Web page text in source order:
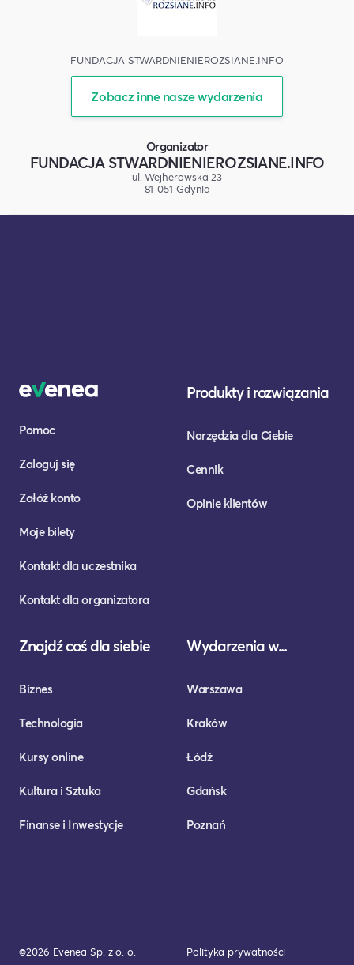
FUNDACJA STWARDNIENIEROZSIANE.INFO
Zobacz inne nasze wydarzenia
Organizator
FUNDACJA STWARDNIENIEROZSIANE.INFO
ul. Wejherowska 23
81-051 Gdynia
Pomoc
Zaloguj się
Załóż konto
Moje bilety
Kontakt dla uczestnika
Kontakt dla organizatora
Produkty i rozwiązania
Narzędzia dla Ciebie
Cennik
Opinie klientów
Znajdź coś dla siebie
Biznes
Technologia
Kursy online
Kultura i Sztuka
Finanse i Inwestycje
Wydarzenia w...
Warszawa
Kraków
Łódź
Gdańsk
Poznań
©2026 Evenea Sp. z o. o. Polityka prywatności